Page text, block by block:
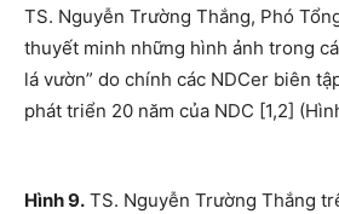
TS. Nguyễn Trường Thắng, Phó
thuyết minh những hình ảnh trong
lá vườn” do chính các NDCer biên
phát triển 20 năm của NDC [1,2]
Hình 9. TS. Nguyễn Trường Thắng